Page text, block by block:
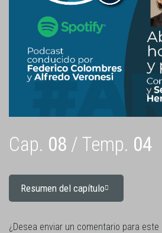
Cap. 08 / Temp. 04
Resumen del capítulo
¿Desea enviar un comentario para